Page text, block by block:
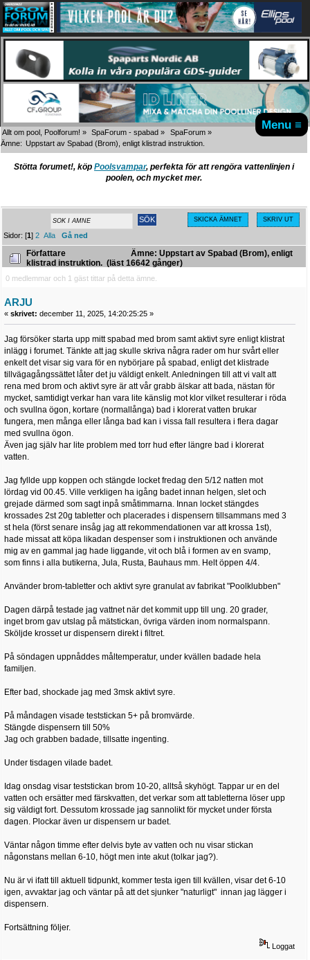
Menu ≡
Allt om pool, Poolforum! » SpaForum - spabad » SpaForum»
Ämne: Uppstart av Spabad (Brom), enligt klistrad instruktion.
Stötta forumet!, köp Poolsvampar, perfekta för att rengöra vattenlinjen i
poolen, och mycket mer.
SKICKA ÄMNET SKRIV UT
Sidor: [1]2 Alla Gå ned
Författare
Ämne: Uppstart av Spabad (Brom), enligt
klistrad instruktion. (läst 16642 gånger)
0 medlemmar och 1 gäst tittar på detta ämne.
ARJU
« skrivet: december 11, 2025, 14:20:25:25 »
Jag försöker starta upp mitt spabad med brom samt aktivt syre enligt klistrat
inlägg i forumet. Tänkte att jag skulle skriva några rader om hur svårt eller
enkelt det visar sig vara för en nybörjare på spabad, enligt det klistrade
tillvägagångssättet låter det ju väldigt enkelt. Anledningen till att vi valt att
rena med brom och aktivt syre är att vår grabb älskar att bada, nästan för
mycket, samtidigt verkar han vara lite känslig mot klor vilket resulterar i röda
och svullna ögon, kortare (normallånga) bad i klorerat vatten brukar
fungera, men många eller långa bad kan i vissa fall resultera i flera dagar
med svullna ögon.
Även jag själv har lite problem med torr hud efter längre bad i klorerat
vatten.
Jag fyllde upp koppen och stängde locket fredag den 5/12 natten mot
lördag vid 00.45. Ville verkligen ha igång badet innan helgen, slet och
grejade därmed som sagt inpå småtimmarna. Innan locket stängdes
krossades 2st 20g tabletter och placerades i dispensern tillsammans med 3
st hela (först senare insåg jag att rekommendationen var att krossa 1st),
hade missat att köpa likadan despenser som i instruktionen och använde
mig av en gammal jag hade liggande, vit och blå i formen av en svamp,
som finns i alla butikerna, Jula, Rusta, Bauhaus mm. Helt öppen 4/4.
Använder brom-tabletter och aktivt syre granulat av fabrikat "Poolklubben"
Dagen därpå testade jag vattnet när det kommit upp till ung. 20 grader,
inget brom gav utslag på mätstickan, övriga värden inom normalspann.
Sköljde krosset ur dispensern direkt i filtret.
På söndagen uppnåddes måltemperatur, under kvällen badade hela
familjen.
Efter bad, shockade jag med 3msk aktivt syre.
På måndagen visade teststickan 5+ på bromvärde.
Stängde dispensern till 50%
Jag och grabben badade, tillsatte ingenting.
Under tisdagen vilade badet.
Idag onsdag visar teststickan brom 10-20, alltså skyhögt. Tappar ur en del
vatten och ersätter med färskvatten, det verkar som att tabletterna löser upp
sig väldigt fort. Dessutom krossade jag sannolikt för mycket under första
dagen. Plockar även ur dispensern ur badet.
Väntar någon timme efter delvis byte av vatten och nu visar stickan
någonstans mellan 6-10, högt men inte akut (tolkar jag?).
Nu är vi ifatt till aktuell tidpunkt, kommer testa igen till kvällen, visar det 6-10
igen, avvaktar jag och väntar på att det sjunker "naturligt" innan jag lägger i
dispensern.
Fortsättning följer.
Loggat